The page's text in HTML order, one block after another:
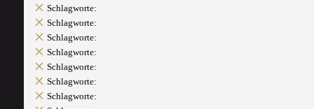
Schlagworte:
Schlagworte:
Schlagworte:
Schlagworte:
Schlagworte:
Schlagworte:
Schlagworte: